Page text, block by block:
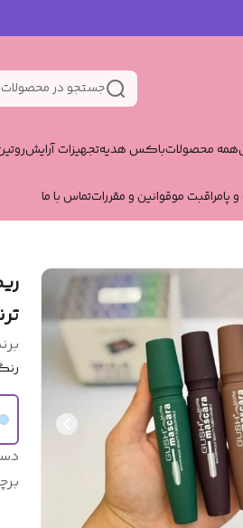
جستجو در محصولات
همه محصولاتباکس هدیهتجهیزات آرایش
پامراقبت موقوانین و مقرراتتماس با ما